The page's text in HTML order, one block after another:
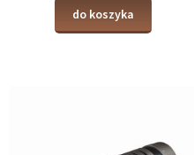
do koszyka